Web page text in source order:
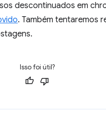
descontinuados em
. Também tentaremos
Isso foi útil?